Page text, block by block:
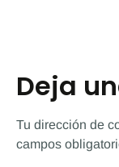
Deja
Tu dirección de
campos